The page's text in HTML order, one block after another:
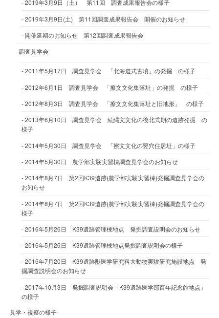
2019年3月9日（土） 第11回 調査成果報告会の様子
2019年3月9日(土) 第11回調査成果報告会 開催のお知らせ
開催延期のお知らせ 第12回調査成果報告会
調査見学会
2011年5月17日 調査見学会 「北海道式古墳」の発掘 の様子
2012年6月1日 調査見学会 「擦文文化集落址」の発掘 の様子
2012年8月3日 調査見学会 「擦文文化集落址と旧地形」 の様子
2013年6月10日 調査見学会 続縄文文化の後北式期の遺跡発掘 の
様子
2014年5月30日 調査見学会 「擦文文化の竪穴住居址」の様子
2014年5月30日 農学部実験実習棟調査見学会のお知らせ
2014年8月7日 第2回K39遺跡(農学部実験実習棟)発掘調査見学会の
お知らせ
2014年8月7日 第2回K39遺跡(農学部実験実習棟)発掘調査見学会の
様子
2016年5月26日 K39遺跡管理棟地点 発掘調査説明会のお知らせ
2016年5月26日 K39遺跡管理棟地点発掘調査説明会の様子
2016年7月20日 K39遺跡獣医学研究科大動物実験研究施設地点 発
掘調査説明会のお知らせ
2017年10月3日 発掘調査説明会「K39遺跡医学部百年記念館地点」
の様子
見学・視察の様子